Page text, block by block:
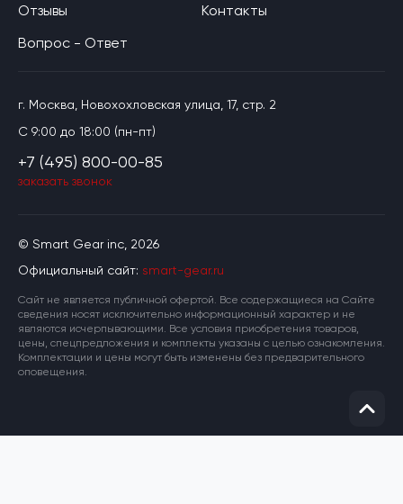
© Smart Gear inc, 2026
Официальный сайт: smart-gear.ru
Cайт не является публичной офертой. Все содержащиеся на Сайте
сведения носят исключительно информационный характер и не
являются исчерпывающими. Все условия приобретения товаров,
цены, спецпредложения и комплекты указаны с целью ознакомления.
Комплектации и цены могут быть изменены без предварительного
оповещения.
Отзывы
Вопрос - Ответ
Контакты
г. Москва, Новохохловская улица, 17, стр. 2
C 9:00 до 18:00 (пн-пт)
+7 (495) 800-00-85
заказать звонок